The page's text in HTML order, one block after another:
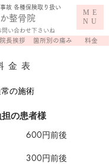
問い合わせ下さいね
整骨院
故 各種保険取り扱い
ME
NU
院長挨拶 箇所別の痛み 料金
金表
の施術
の患者様
600円前後
300円前後